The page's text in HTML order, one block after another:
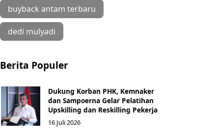
buyback antam terbaru
dedi mulyadi
Berita Populer
Dukung Korban PHK, Kemnaker
dan Sampoerna Gelar Pelatihan
Upskilling dan Reskilling Pekerja
16 Juli 2026